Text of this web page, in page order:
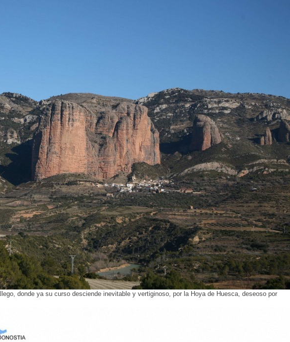
donde ya su curso desciende inevitable y vertiginoso, por la Hoya de Huesca, deseoso por